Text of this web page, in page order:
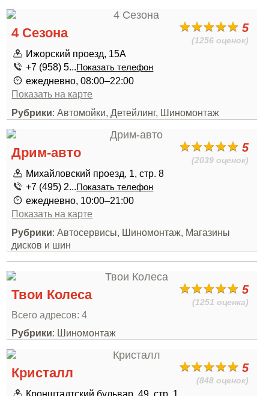
5
(1256 оценок)
4 Сезона
Ижорский проезд, 15А
+7 (958) 5...Показать телефон
ежедневно, 08:00–22:00
Показать на карте
Рубрики: Автомойки, Детейлинг, Шиномонтаж
5
(2039 оценок)
Дрим-авто
Михайловский проезд, 1, стр. 8
+7 (495) 2...Показать телефон
ежедневно, 10:00–21:00
Показать на карте
Рубрики: Автосервисы, Шиномонтаж, Магазины
дисков и шин
5
(1251 оценка)
Твои Колеса
Всего адресов: 4
Рубрики: Шиномонтаж
5
(848 оценок)
Кристалл
Кронштадтский бульвар, 49, стр. 1